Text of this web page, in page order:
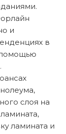
и
в
помощью
слоя на
ламината и